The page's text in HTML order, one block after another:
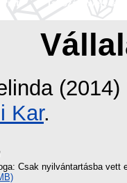
Tallózás nyelv
(2014)
Kar.
Csak nyilvántartásba vett